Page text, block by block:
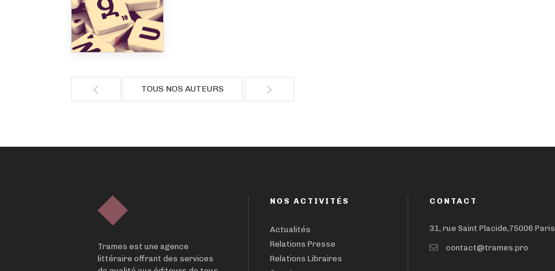
TOUS NOS AUTEURS
Trames est une agence
littéraire offrant des services
NOS ACTIVITÉS
Actualités
Relations Presse
Relations Libraires
CONTACT
31, rue Saint Placide,75006 Paris
contact@trames.pro